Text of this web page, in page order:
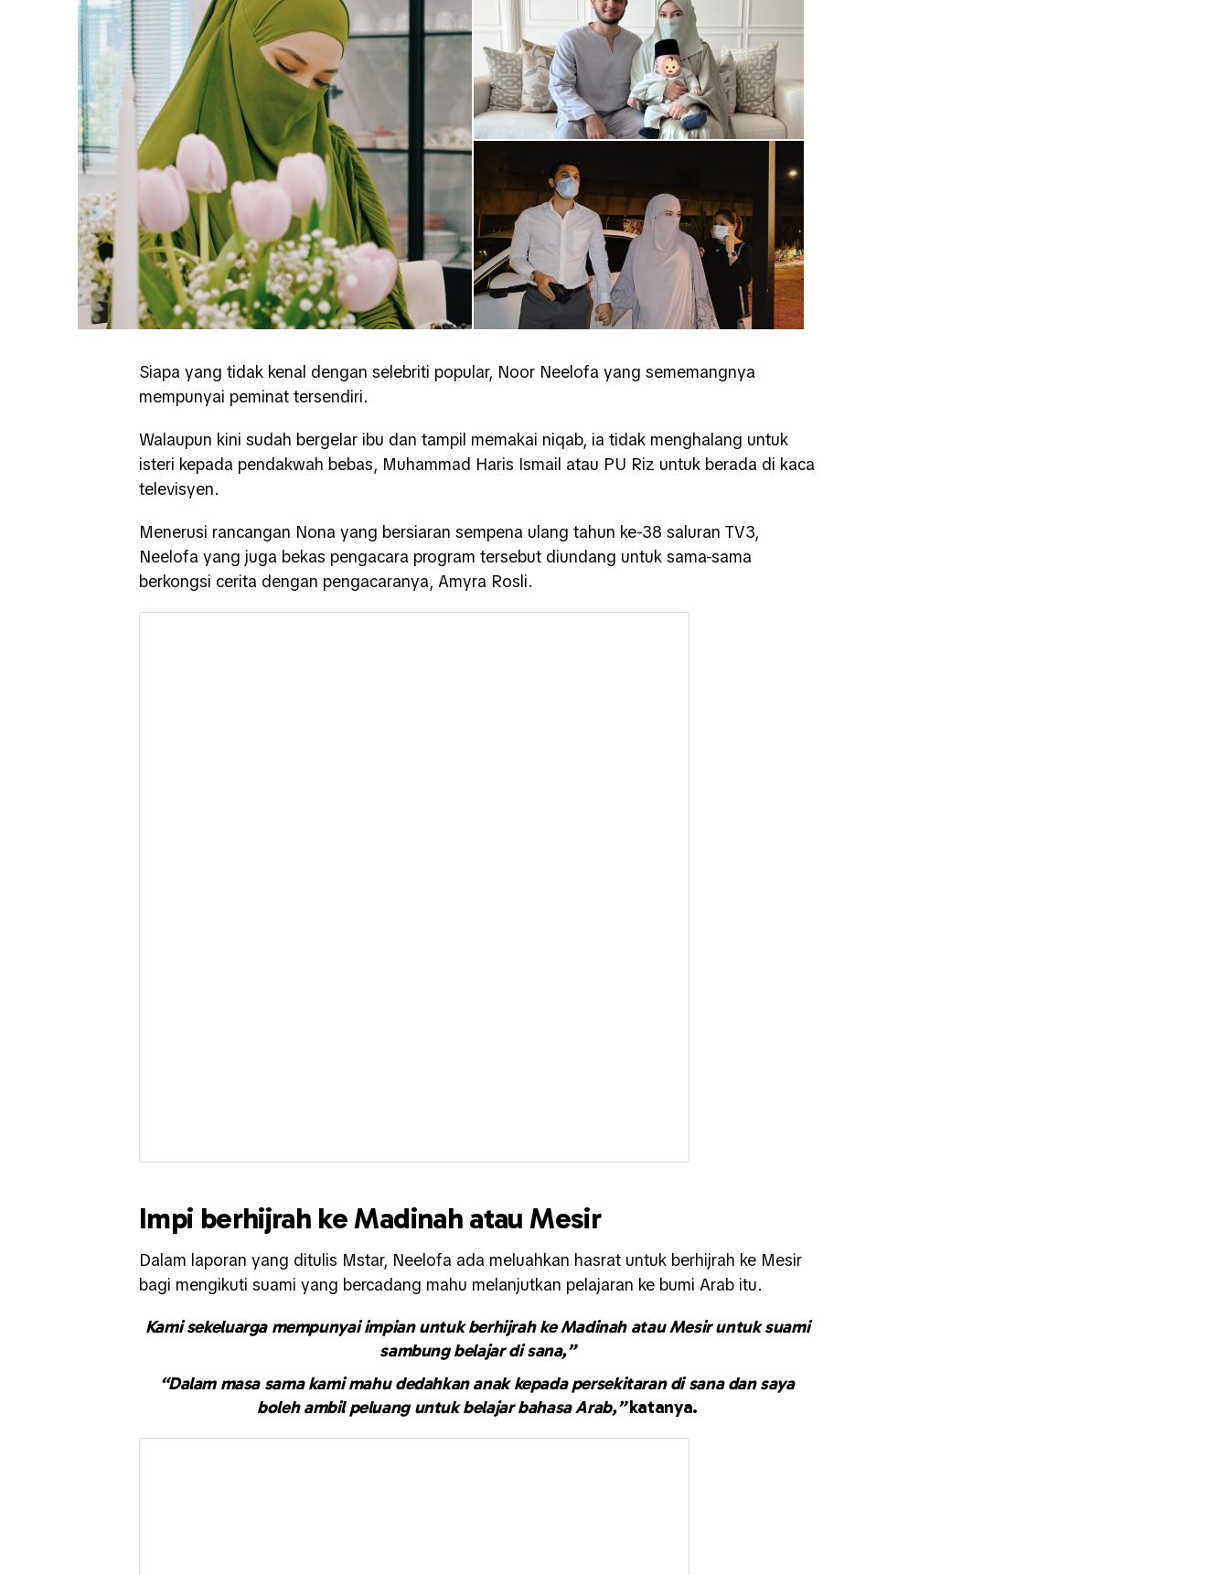
Siapa yang tidak kenal dengan selebriti popular, Noor Neelofa yang sememangnya
mempunyai peminat tersendiri.
Walaupun kini sudah bergelar ibu dan tampil memakai niqab, ia tidak menghalang untuk
isteri kepada pendakwah bebas, Muhammad Haris Ismail atau PU Riz untuk berada di kaca
televisyen.
Menerusi rancangan Nona yang bersiaran sempena ulang tahun ke-38 saluran TV3,
Neelofa yang juga bekas pengacara program tersebut diundang untuk sama-sama
berkongsi cerita dengan pengacaranya, Amyra Rosli.
Impi berhijrah ke Madinah atau Mesir
Dalam laporan yang ditulis Mstar, Neelofa ada meluahkan hasrat untuk berhijrah ke Mesir
bagi mengikuti suami yang bercadang mahu melanjutkan pelajaran ke bumi Arab itu.
Kami sekeluarga mempunyai impian untuk berhijrah ke Madinah atau Mesir untuk suami
sambung belajar di sana,”
“Dalam masa sama kami mahu dedahkan anak kepada persekitaran di sana dan saya
boleh ambil peluang untuk belajar bahasa Arab,”katanya.